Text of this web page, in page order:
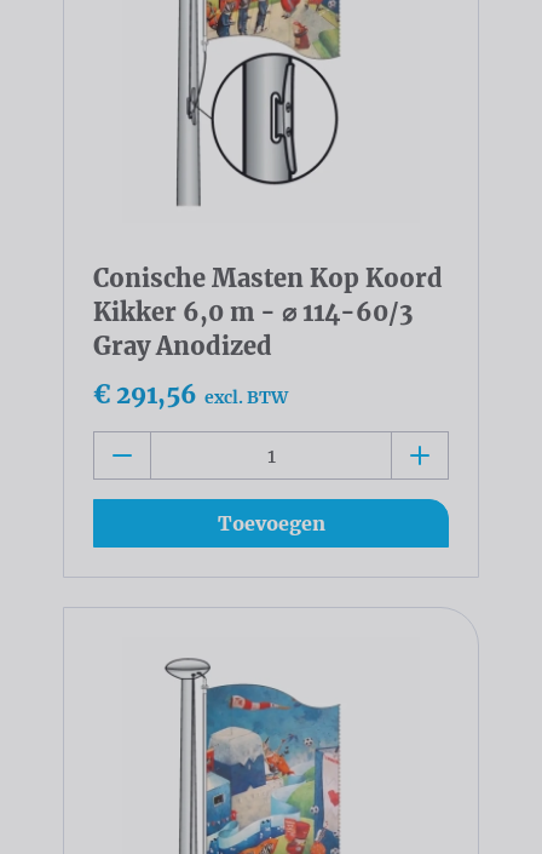
Conische Masten Kop Koord
Kikker 6,0 m - ⌀ 114-60/3
Gray Anodized
€ 291,56 excl. BTW
Toevoegen